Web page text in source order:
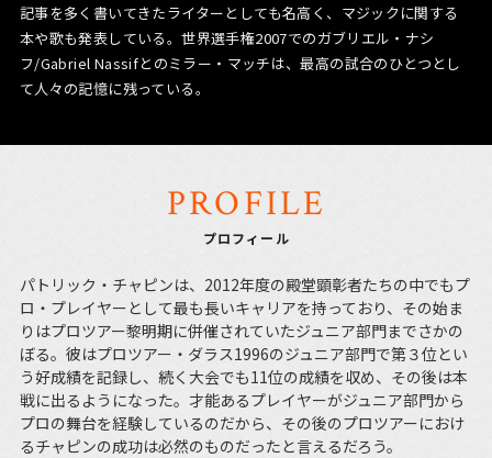
記事を多く書いてきたライターとしても名高く、マジックに関する
本や歌も発表している。世界選手権2007でのガブリエル・ナシ
フ/Gabriel Nassifとのミラー・マッチは、最高の試合のひとつとし
て人々の記憶に残っている。
PROFILE
プロフィール
パトリック・チャピンは、2012年度の殿堂顕彰者たちの中でもプ
ロ・プレイヤーとして最も長いキャリアを持っており、その始ま
りはプロツアー黎明期に併催されていたジュニア部門までさかの
ぼる。彼はプロツアー・ダラス1996のジュニア部門で第３位とい
う好成績を記録し、続く大会でも11位の成績を収め、その後は本
戦に出るようになった。才能あるプレイヤーがジュニア部門から
プロの舞台を経験しているのだから、その後のプロツアーにおけ
るチャピンの成功は必然のものだったと言えるだろう。